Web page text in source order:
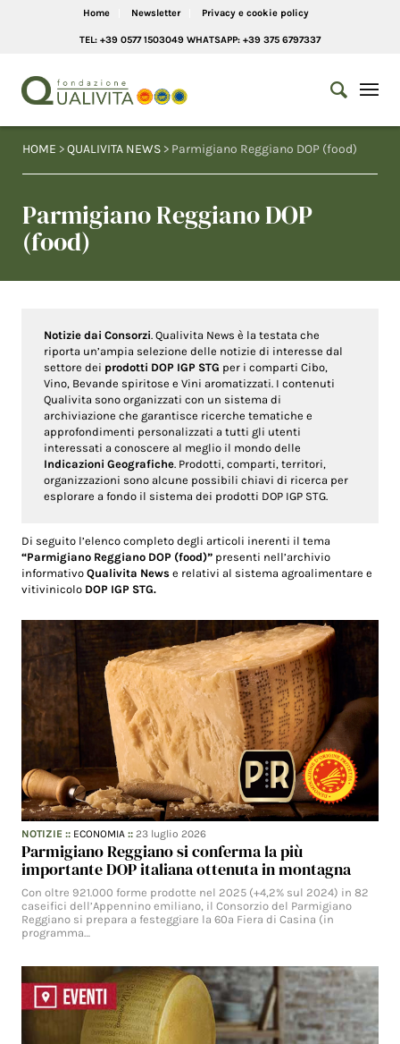
Home Newsletter Privacy e cookie policy
TEL: +39 0577 1503049 WHATSAPP: +39 375 6797337
HOME >QUALIVITA NEWS > Parmigiano Reggiano DOP (food)
Parmigiano Reggiano DOP
(food)
Notizie dai Consorzi. Qualivita News è la testata che
riporta un’ampia selezione delle notizie di interesse dal
settore dei prodotti DOP IGP STG per i comparti Cibo,
Vino, Bevande spiritose e Vini aromatizzati. I contenuti
Qualivita sono organizzati con un sistema di
archiviazione che garantisce ricerche tematiche e
approfondimenti personalizzati a tutti gli utenti
interessati a conoscere al meglio il mondo delle
Indicazioni Geografiche. Prodotti, comparti, territori,
organizzazioni sono alcune possibili chiavi di ricerca per
esplorare a fondo il sistema dei prodotti DOP IGP STG.
Di seguito l’elenco completo degli articoli inerenti il tema
“Parmigiano Reggiano DOP (food)” presenti nell’archivio
informativoQualivita News e relativi al sistema agroalimentare e
vitivinicolo DOP IGP STG.
NOTIZIE :: ECONOMIA ::23 luglio 2026
Parmigiano Reggiano si conferma la più
importante DOP italiana ottenuta in montagna
Con oltre 921.000 forme prodotte nel 2025 (+4,2% sul 2024) in 82
caseifici dell’Appennino emiliano, il Consorzio del Parmigiano
Reggiano si prepara a festeggiare la 60a Fiera di Casina (in
programma…